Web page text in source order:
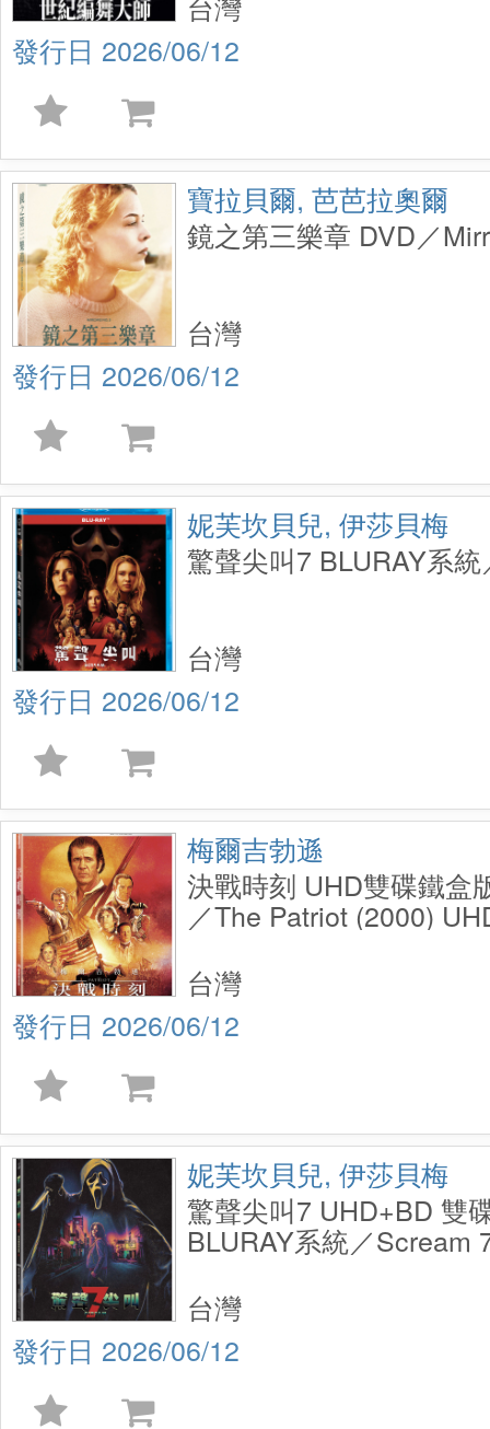
2026/06/12
寶拉貝爾, 芭芭拉奧爾
鏡之第三樂章 DVD／
2026/06/12
台灣
妮芙坎貝兒, 伊莎貝梅
驚聲尖叫7 BLURAY系
2026/06/12
台灣
梅爾吉勃遜
決戰時刻 UHD雙碟鐵盒
／The Patriot (2000)
2026/06/12
台灣
妮芙坎貝兒, 伊莎貝梅
驚聲尖叫7 UHD+BD 雙
BLURAY系統／Scream
2026/06/12
台灣